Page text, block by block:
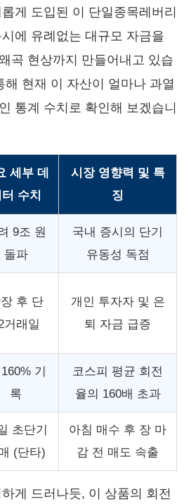
게 도입된 이 단일종목레버리
에 유례없는 대규모 자금을
곡 현상까지 만들어내고 있습
해 현재 이 자산이 얼마나 과열
통계 수치로 확인해 보겠습니
세부 데
수치
시장 영향력 및 특
징
9조 원
돌파
국내 증시의 단기
유동성 독점
후 단
거래일
개인 투자자 및 은
퇴 자금 급증
기
록
코스피 평균 회전
율의 160배 초과
초단기
(단타)
아침 매수 후 장 마
감 전 매도 속출
게 드러나듯, 이 상품의 회전